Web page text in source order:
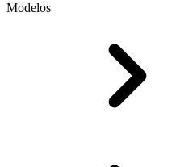
Modelos